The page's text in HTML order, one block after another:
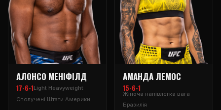
АЛОНСО МЕНІФІЛД
17-6-1Light Heavyweight
Сполучені Штати Америки
АМАНДА ЛЕМОС
15-6-1
Жіноча напівлегка вага
Бразилія